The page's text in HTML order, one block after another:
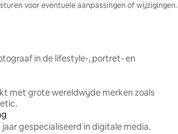
voor eventuele aanpassingen of wijzigingen.
in de lifestyle-, portret- en
met grote wereldwijde merken zoals
jaar gespecialiseerd in digitale media.